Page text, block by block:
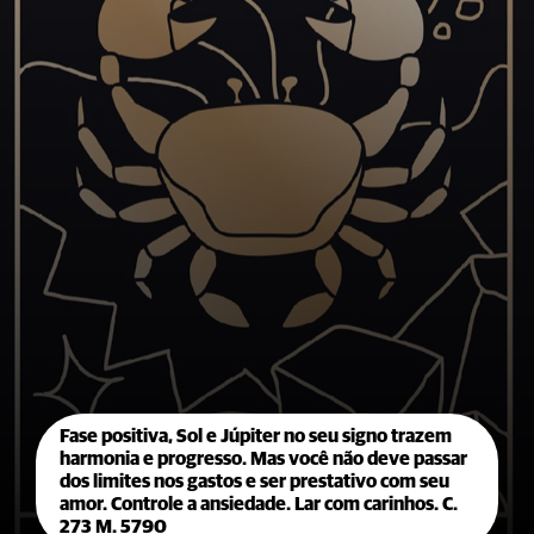
Fase positiva, Sol e Júpiter no seu signo trazem
harmonia e progresso. Mas você não deve passar
dos limites nos gastos e ser prestativo com seu
amor. Controle a ansiedade. Lar com carinhos. C.
273 M. 5790